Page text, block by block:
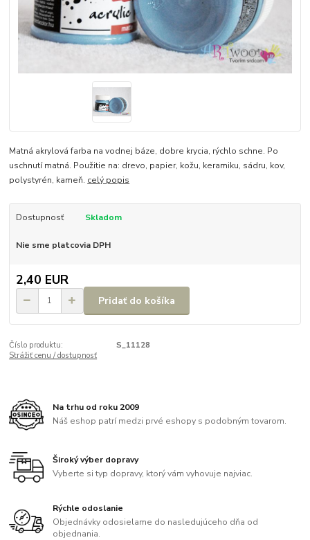
Matná akrylová farba na vodnej báze, dobre krycia, rýchlo schne. Po
uschnutí matná. Použitie na: drevo, papier, kožu, keramiku, sádru, kov,
polystyrén, kameň. celý popis
Dostupnosť Skladom
Nie sme platcovia DPH
2,40 EUR
Pridať do košíka
Číslo produktu:
S_11128
Strážiť cenu / dostupnosť
Na trhu od roku 2009
Náš eshop patrí medzi prvé eshopy s podobným tovarom.
Široký výber dopravy
Vyberte si typ dopravy, ktorý vám vyhovuje najviac.
Rýchle odoslanie
Objednávky odosielame do nasledujúceho dňa od
objednania.